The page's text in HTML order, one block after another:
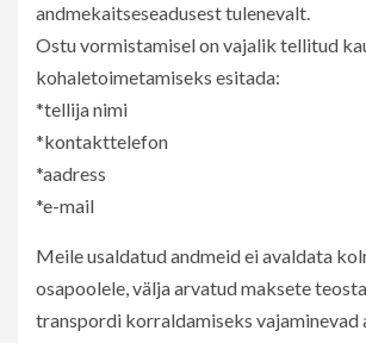
andmekaitseseadusest tulenevalt.
Ostu vormistamisel on vajalik tellitud
kohaletoimetamiseks esitada:
*tellija nimi
*kontakttelefon
*aadress
*e-mail
Meile usaldatud andmeid ei avaldata
osapoolele, välja arvatud maksete
transpordi korraldamiseks vajaminevad